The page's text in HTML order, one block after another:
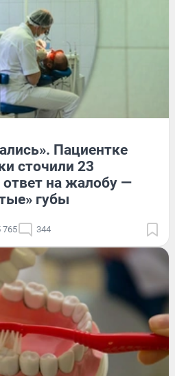
Пациентке
сточили 23
на жалобу —
губы
765 344